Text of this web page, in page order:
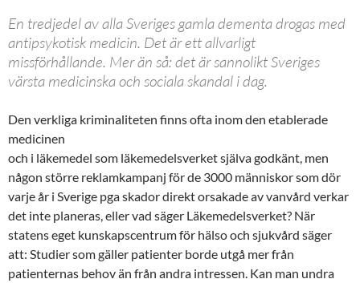
En tredjedel av alla Sveriges gamla dementa drogas med
antipsykotisk medicin. Det är ett allvarligt
missförhållande. Mer än så: det är sannolikt Sveriges
värsta medicinska och sociala skandal i dag.
Den verkliga kriminaliteten finns ofta inom den etablerade
medicinen
och i läkemedel som läkemedelsverket själva godkänt, men
någon större reklamkampanj för de 3000 människor som dör
varje år i Sverige pga skador direkt orsakade av vanvård verkar
det inte planeras, eller vad säger Läkemedelsverket? När
statens eget kunskapscentrum för hälso och sjukvård säger
att: Studier som gäller patienter borde utgå mer från
patienternas behov än från andra intressen. Kan man undra